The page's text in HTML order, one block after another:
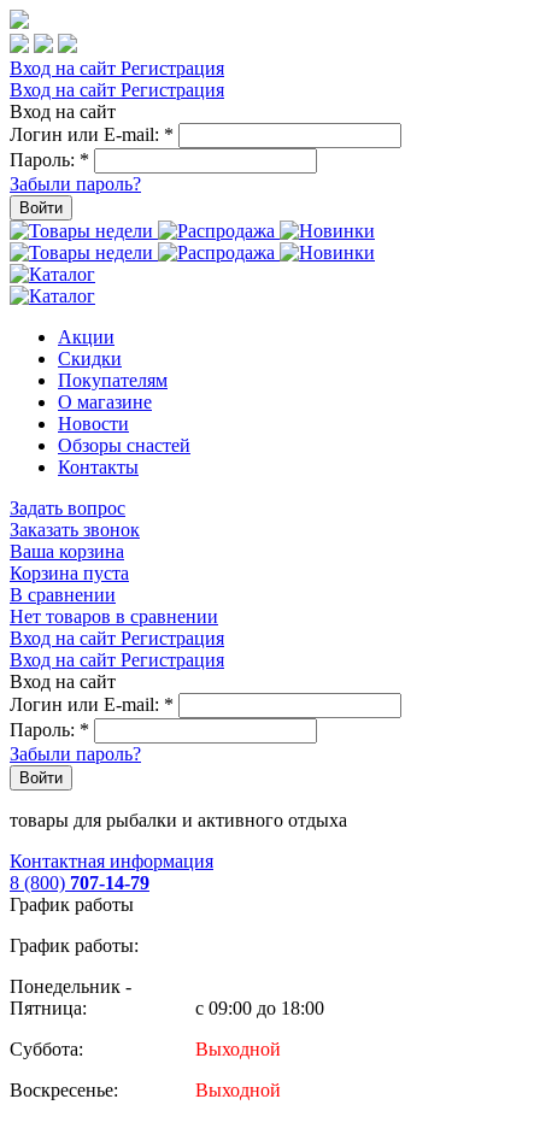
Вход на сайт Регистрация
Вход на сайт Регистрация
Вход на сайт
Логин или E-mail: *
Пароль: *
Забыли пароль?
Войти
Акции
Скидки
Покупателям
О магазине
Новости
Обзоры снастей
Контакты
Задать вопрос
Заказать звонок
Ваша корзина
Корзина пуста
В сравнении
Нет товаров в сравнении
Вход на сайт Регистрация
Вход на сайт Регистрация
Вход на сайт
Логин или E-mail: *
Пароль: *
Забыли пароль?
Войти
товары для рыбалки и активного отдыха
Контактная информация
8 (800) 707-14-79
График работы
График работы:
Понедельник -
Пятница:
с 09:00 до 18:00
Суббота:
Выходной
Воскресенье:
Выходной